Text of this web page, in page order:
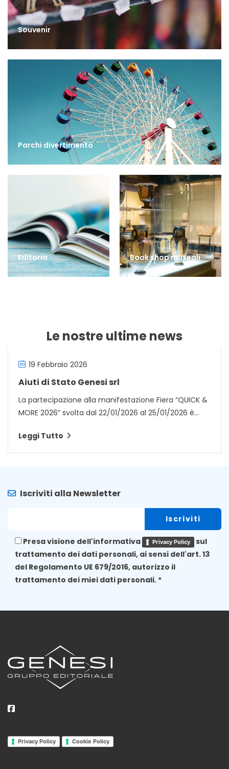
Souvenir
Parchi divertimento
Editoria Book shop museali
Le nostre ultime news
19 Febbraio 2026
Aiuti di Stato Genesi srl
La partecipazione alla manifestazione Fiera “QUICK &
MORE 2026” svolta dal 22/01/2026 al 25/01/2026 è...
Leggi Tutto
Iscriviti alla Newsletter
Presa visione dell'informativa Privacy Policy
sul
trattamento dei dati personali, ai sensi dell'art. 13
del Regolamento UE 679/2016, autorizzo il
trattamento dei miei dati personali. *
Privacy Policy Cookie Policy